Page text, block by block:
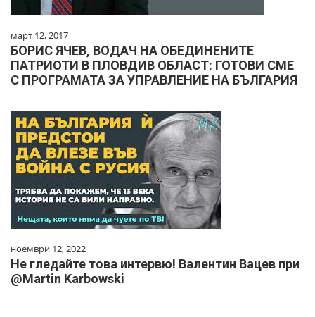
март 12, 2017
БОРИС ЯЧЕВ, ВОДАЧ НА ОБЕДИНЕНИТЕ
ПАТРИОТИ В ПЛОВДИВ ОБЛАСТ: ГОТОВИ СМЕ
С ПРОГРАМАТА ЗА УПРАВЛЕНИЕ НА БЪЛГАРИЯ
ноември 12, 2022
Не гледайте това интервю! Валентин Вацев при
@Martin Karbowski